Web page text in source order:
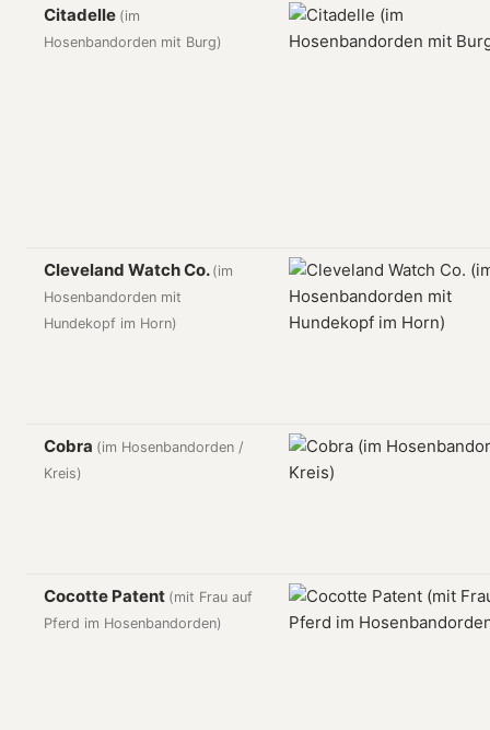
Citadelle (im
Hosenbandorden mit Burg)
Cleveland Watch Co. (im
Hosenbandorden mit
Hundekopf im Horn)
Cobra (im Hosenbandorden /
Kreis)
Cocotte Patent (mit Frau auf
Pferd im Hosenbandorden)